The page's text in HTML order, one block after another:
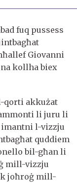
fuq pussess
Giovanni
kollha biex
qorti akkużat
li juru li
l-vizzju
quddiem
bil-għan li
mill-vizzju
joħroġ mill-